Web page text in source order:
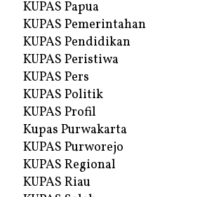
KUPAS Papua
KUPAS Pemerintahan
KUPAS Pendidikan
KUPAS Peristiwa
KUPAS Pers
KUPAS Politik
KUPAS Profil
Kupas Purwakarta
KUPAS Purworejo
KUPAS Regional
KUPAS Riau